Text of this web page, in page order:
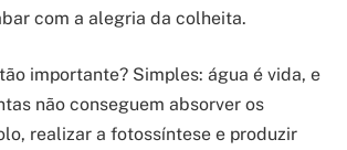
com a alegria da colheita.
importante? Simples: água é vida, e
não conseguem absorver os
realizar a fotossíntese e produzir